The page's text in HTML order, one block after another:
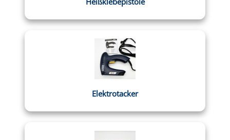
Elektrotacker